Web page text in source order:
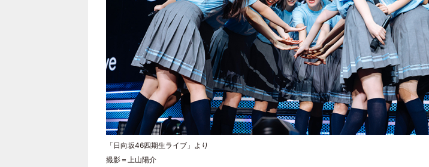
「日向坂46四期生ライブ」より
撮影＝上山陽介